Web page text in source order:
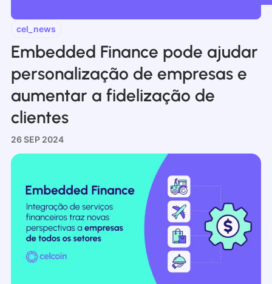
cel_news
Embedded Finance pode ajudar
personalização de empresas e
aumentar a fidelização de
clientes
26 SEP 2024